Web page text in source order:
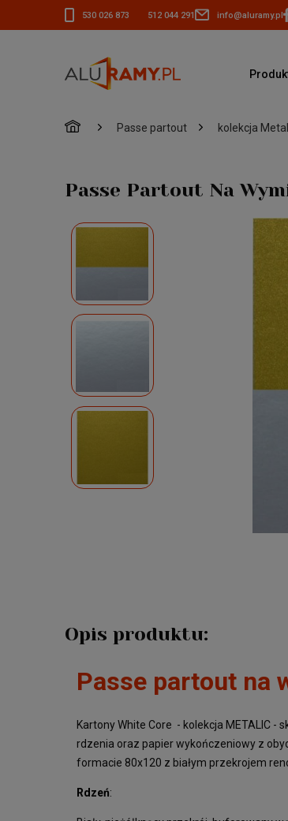
530 026 873 512 044 291 info@aluramy.pl
» Passe partout » kolekcja
Passe Partout Na
Opis produktu:
Passe partout na
Kartony White Core - kolekcja METALIC -
rdzenia oraz papier wykończeniowy z
formacie 80x120 z białym przekrojem
Rdzeń: